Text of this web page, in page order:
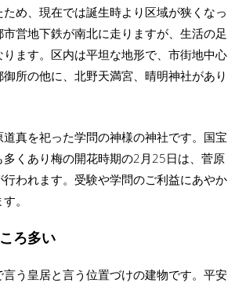
め、現在では誕生時より区域が狭くなっ
営地下鉄が南北に走りますが、生活の足
ます。区内は平坦な地形で、市街地中心
所の他に、北野天満宮、晴明神社があり
真を祀った学問の神様の神社です。国宝
くあり梅の開花時期の2月25日は、菅原
われます。受験や学問のご利益にあやか
。
ろ多い
う皇居と言う位置づけの建物です。平安